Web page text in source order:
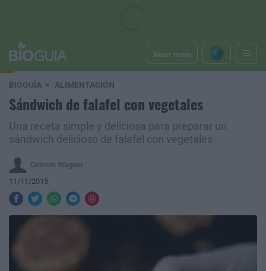
Iniciar sesión
BIOGUÍA ALIMENTACIÓN
Sándwich de falafel con vegetales
Una receta simple y deliciosa para preparar un
sándwich delicioso de falafel con vegetales.
Celeste Wagner
11/11/2015